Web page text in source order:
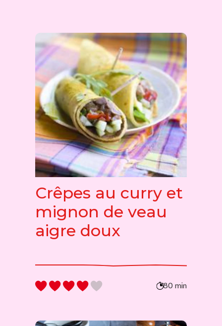
Crêpes au curry et
mignon de veau
aigre doux
80 min